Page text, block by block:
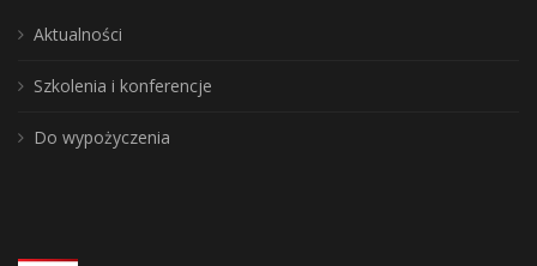
Aktualności
Szkolenia i konferencje
Do wypożyczenia